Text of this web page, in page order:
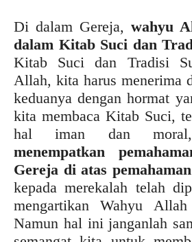
Di dalam Gereja, wahyu
dalam Kitab Suci dan
Kitab Suci dan Tradisi
Allah, kita harus menerima
keduanya dengan hormat
kita membaca Kitab Suci,
hal iman dan
menempatkan
Gereja di atas
kepada merekalah telah
mengartikan Wahyu
Namun hal ini janganlah